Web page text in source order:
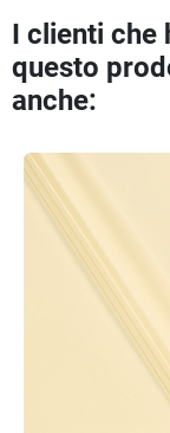
I clienti che
questo
anche: